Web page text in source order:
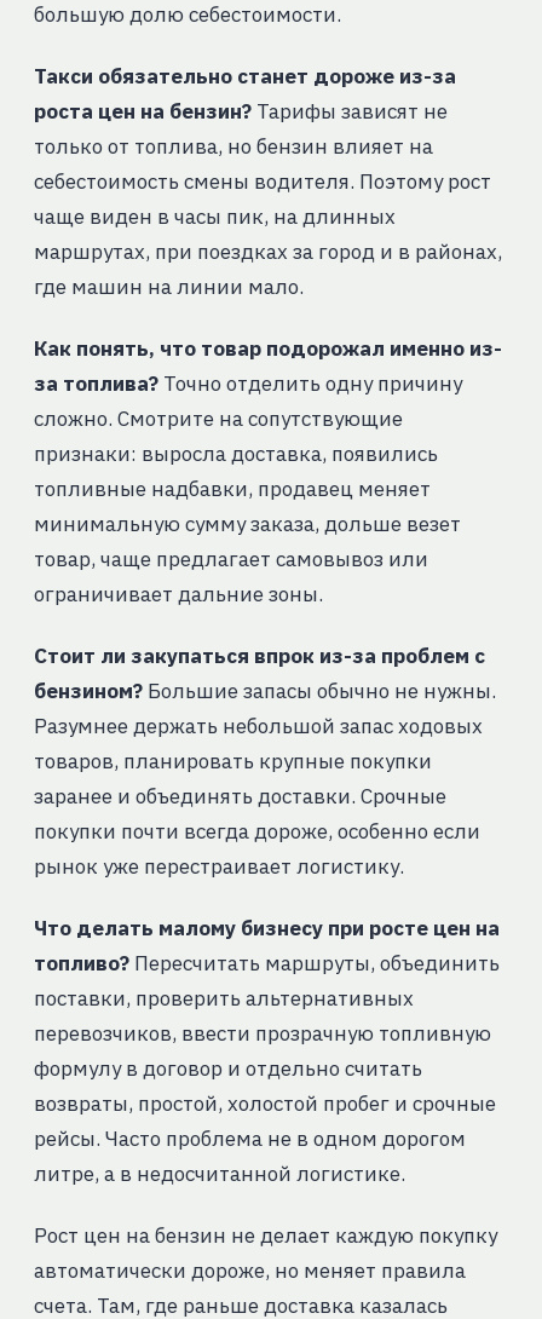
большую долю себестоимости.
Такси обязательно станет дороже из-за
роста цен на бензин?Тарифы зависят не
только от топлива, но бензин влияет на
себестоимость смены водителя. Поэтому рост
чаще виден в часы пик, на длинных
маршрутах, при поездках за город и в районах,
где машин на линии мало.
Как понять, что товар подорожал именно из-
за топлива?Точно отделить одну причину
сложно. Смотрите на сопутствующие
признаки: выросла доставка, появились
топливные надбавки, продавец меняет
минимальную сумму заказа, дольше везет
товар, чаще предлагает самовывоз или
ограничивает дальние зоны.
Стоит ли закупаться впрок из-за проблем с
бензином?Большие запасы обычно не нужны.
Разумнее держать небольшой запас ходовых
товаров, планировать крупные покупки
заранее и объединять доставки. Срочные
покупки почти всегда дороже, особенно если
рынок уже перестраивает логистику.
Что делать малому бизнесу при росте цен на
топливо?Пересчитать маршруты, объединить
поставки, проверить альтернативных
перевозчиков, ввести прозрачную топливную
формулу в договор и отдельно считать
возвраты, простой, холостой пробег и срочные
рейсы. Часто проблема не в одном дорогом
литре, а в недосчитанной логистике.
Рост цен на бензин не делает каждую покупку
автоматически дороже, но меняет правила
счета. Там, где раньше доставка казалась